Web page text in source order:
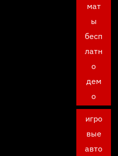
мат
ы
бесп
латн
о
дем
о
игро
вые
авто